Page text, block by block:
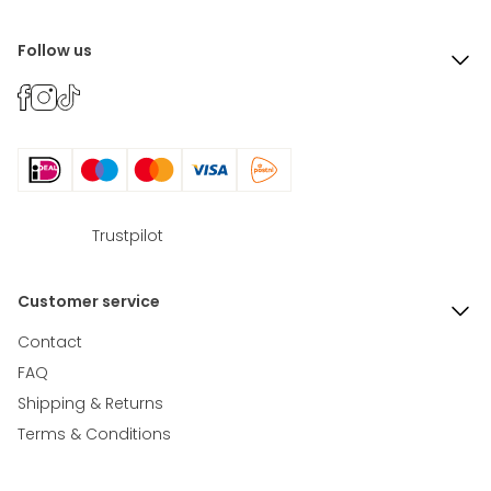
Follow us
Trustpilot
Customer service
Contact
FAQ
Shipping & Returns
Terms & Conditions